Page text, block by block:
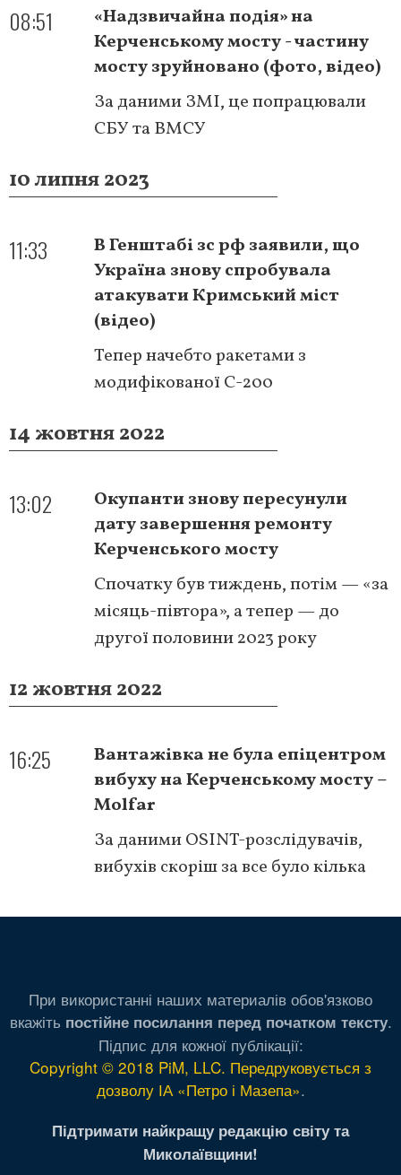
08:51
«Надзвичайна подія» на
Керченському мосту - частину
мосту зруйновано (фото, відео)
За даними ЗМІ, це попрацювали
СБУ та ВМСУ
10 липня 2023
11:33
В Генштабі зс рф заявили, що
Україна знову спробувала
атакувати Кримський міст
(відео)
Тепер начебто ракетами з
модифікованої С-200
14 жовтня 2022
13:02
Окупанти знову пересунули
дату завершення ремонту
Керченського мосту
Спочатку був тиждень, потім — «за
місяць-півтора», а тепер — до
другої половини 2023 року
12 жовтня 2022
16:25
Вантажівка не була епіцентром
вибуху на Керченському мосту –
Molfar
За даними OSINT-розслідувачів,
вибухів скоріш за все було кілька
При використанні наших материалів обов'язково
вкажіть постійне посилання перед початком тексту.
Підпис для кожної публікації:
Copyright © 2018 PiM, LLC. Передруковується з
дозволу ІА «Петро і Мазепа».
Підтримати найкращу редакцію світу та
Миколаївщини!